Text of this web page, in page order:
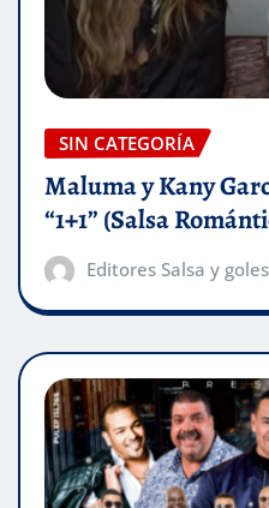
SIN CATEGORÍA
Maluma y Kany
“1+1” (Salsa
Editores Salsa y goles